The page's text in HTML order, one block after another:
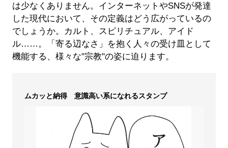
は少なくありません。インターネットやSNSが発達
した現代において、その定義はどう広がっているの
でしょうか。カルト、スピリチュアル、アイド
ル……。「寄る辺なさ」を抱く人々の受け皿として
機能する、様々な"宗教"の姿に迫ります。
ムカッと納得 意識高い系になれるスタンプ